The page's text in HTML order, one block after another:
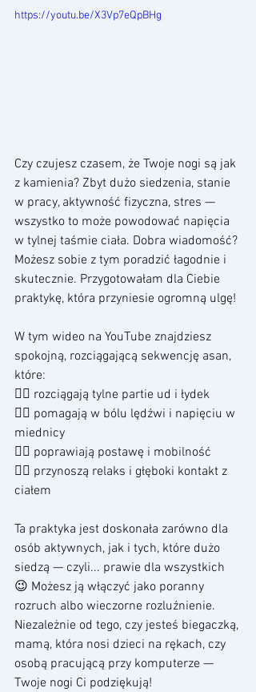
https://youtu.be/X3Vp7eQpBHg
Czy czujesz czasem, że Twoje nogi są jak
z kamienia? Zbyt dużo siedzenia, stanie
w pracy, aktywność fizyczna, stres —
wszystko to może powodować napięcia
w tylnej taśmie ciała. Dobra wiadomość?
Możesz sobie z tym poradzić łagodnie i
skutecznie. Przygotowałam dla Ciebie
praktykę, która przyniesie ogromną ulgę!
W tym wideo na YouTube znajdziesz
spokojną, rozciągającą sekwencję asan,
które:
🧘‍♀️ rozciągają tylne partie ud i łydek
🧘‍♀️ pomagają w bólu lędźwi i napięciu w
miednicy
🧘‍♀️ poprawiają postawę i mobilność
🧘‍♀️ przynoszą relaks i głęboki kontakt z
ciałem
Ta praktyka jest doskonała zarówno dla
osób aktywnych, jak i tych, które dużo
siedzą — czyli... prawie dla wszystkich
😉 Możesz ją włączyć jako poranny
rozruch albo wieczorne rozluźnienie.
Niezależnie od tego, czy jesteś biegaczką,
mamą, która nosi dzieci na rękach, czy
osobą pracującą przy komputerze —
Twoje nogi Ci podziękują!